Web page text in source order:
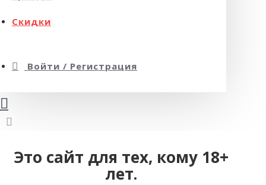
Скидки
Войти / Регистрация
Это сайт для тех, кому 18+
лет.